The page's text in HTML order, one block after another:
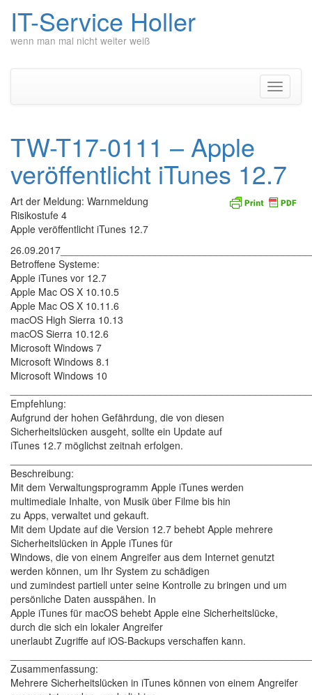
IT-Service Holler
wenn man mal nicht weiter weiß
TW-T17-0111 – Apple
veröffentlicht iTunes 12.7
Art der Meldung: Warnmeldung
Risikostufe 4
Apple veröffentlicht iTunes 12.7
Betroffene Systeme:
Apple iTunes vor 12.7
Apple Mac OS X 10.10.5
Apple Mac OS X 10.11.6
macOS High Sierra 10.13
macOS Sierra 10.12.6
Microsoft Windows 7
Microsoft Windows 8.1
Microsoft Windows 10
Empfehlung:
Aufgrund der hohen Gefährdung, die von diesen
Sicherheitslücken ausgeht, sollte ein Update auf
iTunes 12.7 möglichst zeitnah erfolgen.
Beschreibung:
Mit dem Verwaltungsprogramm Apple iTunes werden
multimediale Inhalte, von Musik über Filme bis hin
zu Apps, verwaltet und gekauft.
Mit dem Update auf die Version 12.7 behebt Apple mehrere
Sicherheitslücken in Apple iTunes für
Windows, die von einem Angreifer aus dem Internet genutzt
werden können, um Ihr System zu schädigen
und zumindest partiell unter seine Kontrolle zu bringen und um
persönliche Daten ausspähen. In
Apple iTunes für macOS behebt Apple eine Sicherheitslücke,
durch die sich ein lokaler Angreifer
unerlaubt Zugriffe auf iOS-Backups verschaffen kann.
Zusammenfassung:
Mehrere Sicherheitslücken in iTunes können von einem Angreifer